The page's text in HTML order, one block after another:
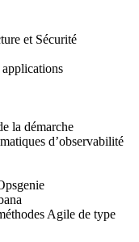
et Sécurité
la démarche
d’observabilité
Agile de type